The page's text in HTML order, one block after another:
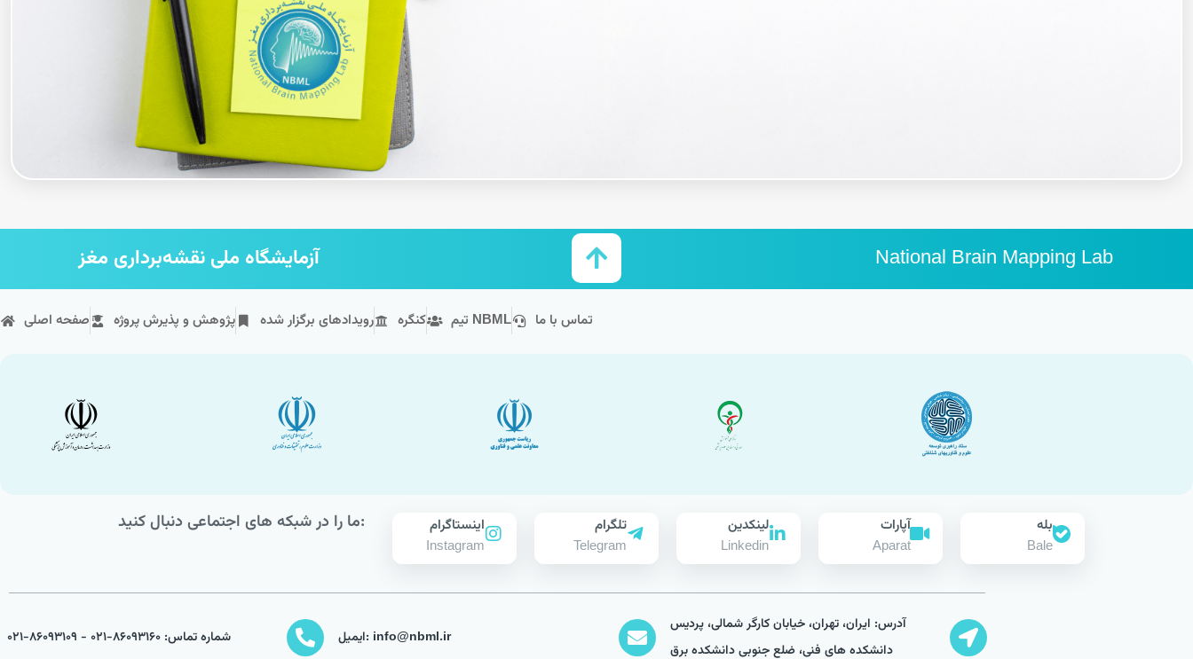
آزمایشگاه ملی نقشه‌برداری مغز National Brain Mapping Lab
صفحه اصلی پژوهش و پذیرش پروژه رویداد‌های برگزار شده کنگره تیم NBML تماس با ما
ما را در شبکه های اجتماعی دنبال کنید:
اینستاگرام
Instagram
تلگرام
Telegram
لینکدین
Linkedin
آپارات
Aparat
بله
Bale
شماره تماس: 86093160-021 - 86093109-021 ایمیل: info@nbml.ir
آدرس: ایران، تهران، خیابان کارگر شمالی، پردیس
دانشکده های فنی، ضلع جنوبی دانشکده برق